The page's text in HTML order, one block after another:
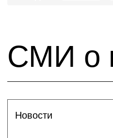
СМИ о
Новости